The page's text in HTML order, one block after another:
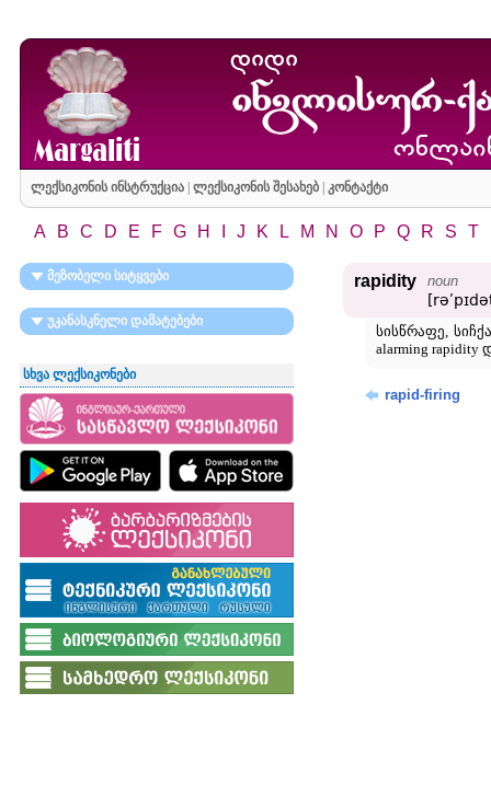
ლექსიკონის ინსტრუქცია| ლექსიკონის შესახებ| კონტაქტი
A B C D E F G H J K L M N O P Q R S T
მეზობელი სიტყვები
უკანასკნელი დამატებები
სხვა ლექსიკონები
rapidity noun
სისწრაფე,
alarming
rapid-firing